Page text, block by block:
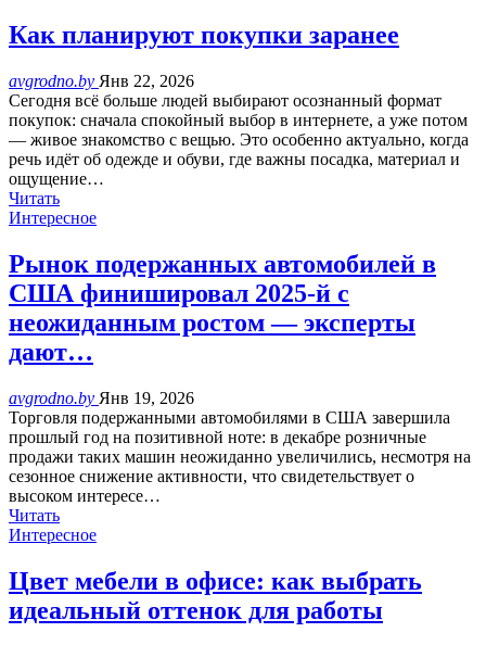
Как планируют покупки заранее
avgrodno.by Янв 22, 2026
Сегодня всё больше людей выбирают осознанный формат
покупок: сначала спокойный выбор в интернете, а уже потом
— живое знакомство с вещью. Это особенно актуально, когда
речь идёт об одежде и обуви, где важны посадка, материал и
ощущение…
Читать
Интересное
Рынок подержанных автомобилей в
США финишировал 2025‑й с
неожиданным ростом — эксперты
дают…
avgrodno.by Янв 19, 2026
Торговля подержанными автомобилями в США завершила
прошлый год на позитивной ноте: в декабре розничные
продажи таких машин неожиданно увеличились, несмотря на
сезонное снижение активности, что свидетельствует о
высоком интересе…
Читать
Интересное
Цвет мебели в офисе: как выбрать
идеальный оттенок для работы